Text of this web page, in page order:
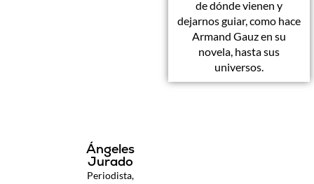
de dónde vienen y
dejarnos guiar, como hace
Armand Gauz en su
novela, hasta sus
universos.
Ángeles
Jurado
Periodista,